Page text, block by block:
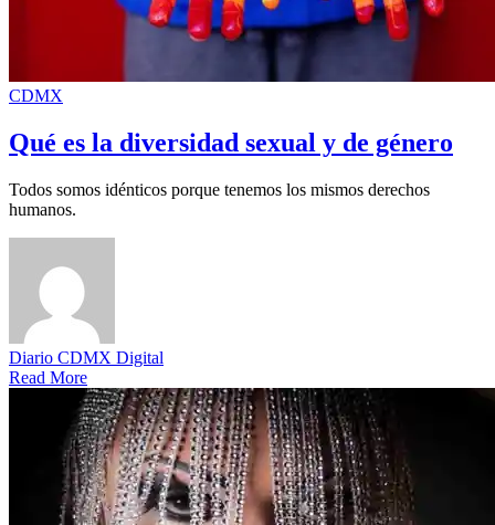
CDMX
Qué es la diversidad sexual y de género
Todos somos idénticos porque tenemos los mismos derechos
humanos.
Diario CDMX Digital
Read More